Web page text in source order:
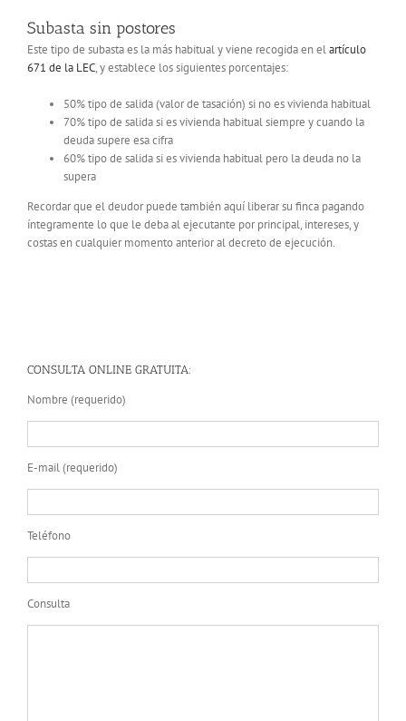
Subasta sin postores
Este tipo de subasta es la más habitual y viene recogida en elartículo
671 de la LEC, y establece los siguientes porcentajes:
50% tipo de salida (valor de tasación) si no es vivienda habitual
70% tipo de salida si es vivienda habitual siempre y cuando la
deuda supere esa cifra
60% tipo de salida si es vivienda habitual pero la deuda no la
supera
Recordar que el deudor puede también aquí liberar su finca pagando
íntegramente lo que le deba al ejecutante por principal, intereses, y
costas en cualquier momento anterior al decreto de ejecución.
CONSULTA ONLINE GRATUITA:
Nombre (requerido)
E-mail (requerido)
Teléfono
Consulta